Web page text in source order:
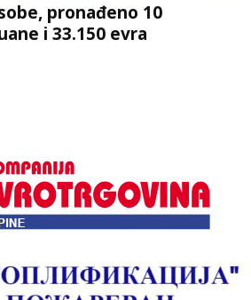
pronađeno 10
i 33.150 evra